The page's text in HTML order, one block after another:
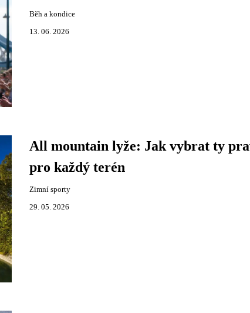
Běh a kondice
13. 06. 2026
All mountain lyže: Jak vybrat ty
pro každý terén
Zimní sporty
29. 05. 2026